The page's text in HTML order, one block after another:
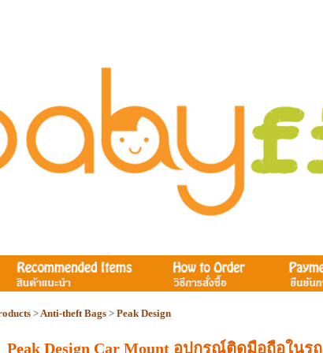
>Anti-theft Bags >Peak Design
Peak Design Car Mount อุปกรณ์ติดมือถือในรถ